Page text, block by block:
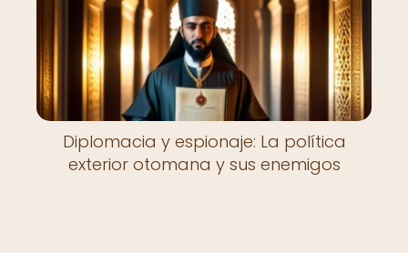
Diplomacia y espionaje: La política
exterior otomana y sus enemigos